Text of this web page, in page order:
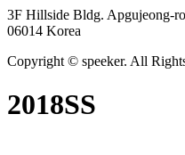
3F Hillside Bldg. Apgujeong-
06014 Korea
Copyright © speeker. All
2018SS